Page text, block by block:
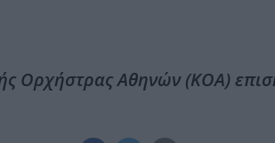
Ορχήστρας Αθηνών (ΚΟΑ)